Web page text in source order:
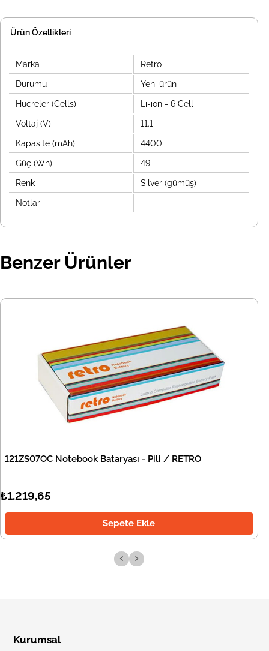
Ürün Özellikleri
Marka Retro
Durumu Yeni ürün
Hücreler (Cells) Li-ion - 6 Cell
Voltaj (V) 11.1
Kapasite (mAh) 4400
Güç (Wh) 49
Renk Silver (gümüş)
Notlar
Benzer Ürünler
121ZS07OC Notebook Bataryası - Pili / RETRO
₺1.219,65
Sepete Ekle
‹ ›
Kurumsal